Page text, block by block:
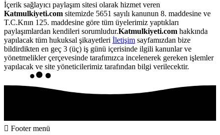
İçerik sağlayıcı paylaşım sitesi olarak hizmet veren
Katmulkiyeti.com sitemizde 5651 sayılı kanunun 8. maddesine ve
T.C.Knın 125. maddesine göre tüm üyelerimiz yaptıkları
paylaşımlardan kendileri sorumludur.Katmulkiyeti.com hakkında
yapılacak tüm hukuksal şikayetleri İletişim sayfamızdan bize
bildirdikten en geç 3 (üç) iş günü içerisinde ilgili kanunlar ve
yönetmelikler çerçevesinde tarafımızca incelenerek gereken işlemler
yapılacak ve site yöneticilerimiz tarafından bilgi verilecektir.
Footer menü